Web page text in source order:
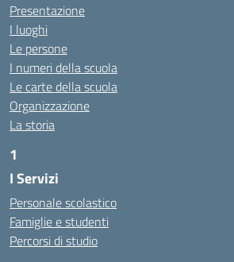
Presentazione
I luoghi
Le persone
I numeri della scuola
Le carte della scuola
Organizzazione
La storia
1
https://alwacomputer.id/contact/
https://blog.heptanalytics.com/flask-
https://cambui.flyworld.com.br/
http://cl.rmuti.net/
I Servizi
Personale scolastico
Famiglie e studenti
Percorsi di studio